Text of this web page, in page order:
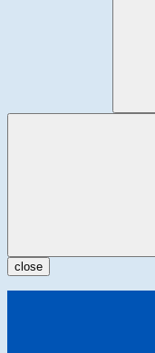
close